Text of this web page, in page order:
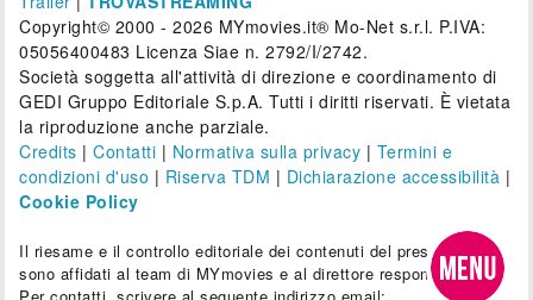
Copyright© 2000 - 2026 MYmovies.it® Mo-Net s.r.l. P.IVA:
05056400483 Licenza Siae n. 2792/I/2742.
Società soggetta all'attività di direzione e coordinamento di
GEDI Gruppo Editoriale S.p.A. Tutti i diritti riservati. È vietata
la riproduzione anche parziale.
Credits |Contatti | Normativa sulla privacy | Termini e
condizioni d'uso | Riserva TDM | Dichiarazione accessibilità |
Cookie Policy
Il riesame e il controllo editoriale dei contenuti del presente sito
sono affidati al team di MYmovies e al direttore responsabile.